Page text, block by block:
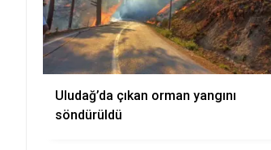
Uludağ’da çıkan orman yangını
söndürüldü